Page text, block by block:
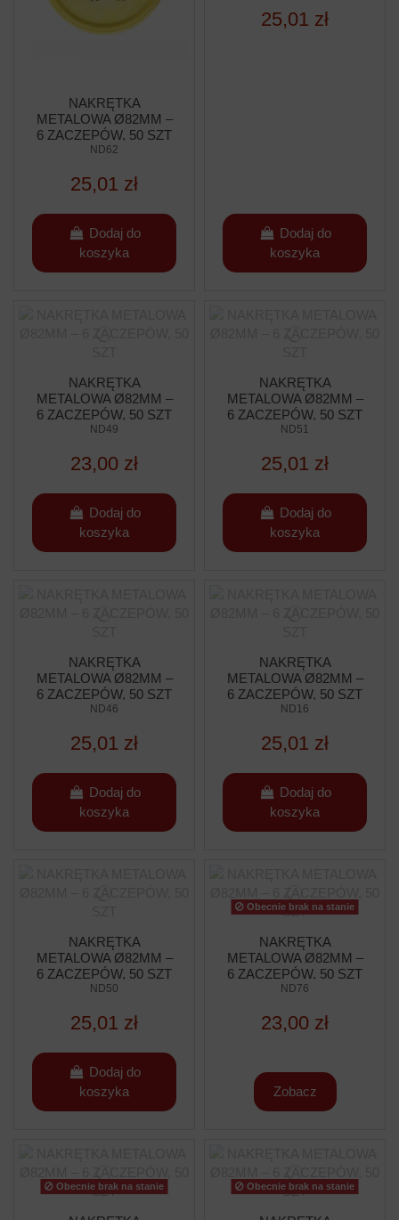
NAKRĘTKA
METALOWA Ø82MM –
6 ZACZEPÓW, 50 SZT
ND62
25,01 zł
Dodaj do
koszyka
25,01 zł
Dodaj do
koszyka
NAKRĘTKA
METALOWA Ø82MM –
6 ZACZEPÓW, 50 SZT
ND49
23,00 zł
Dodaj do
koszyka
NAKRĘTKA
METALOWA Ø82MM –
6 ZACZEPÓW, 50 SZT
ND51
25,01 zł
Dodaj do
koszyka
NAKRĘTKA
METALOWA Ø82MM –
6 ZACZEPÓW, 50 SZT
ND46
25,01 zł
Dodaj do
koszyka
NAKRĘTKA
METALOWA Ø82MM –
6 ZACZEPÓW, 50 SZT
ND16
25,01 zł
Dodaj do
koszyka
NAKRĘTKA
METALOWA Ø82MM –
6 ZACZEPÓW, 50 SZT
ND50
25,01 zł
Dodaj do
koszyka
Obecnie brak na stanie
NAKRĘTKA
METALOWA Ø82MM –
6 ZACZEPÓW, 50 SZT
ND76
23,00 zł
Zobacz
Obecnie brak na stanie Obecnie brak na stanie